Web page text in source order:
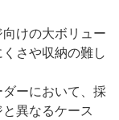
向けの大ボリュー
さや収納の難し
ダーにおいて、採
異なるケース